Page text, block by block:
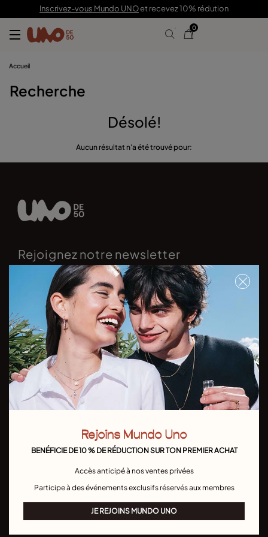
Inscrivez-vous Mundo UNOet recevez 10% rédution
0
Accueil
Recherche
Désolé!
Aucun résultat n'a été trouvé pour:
Rejoignez notre newsletter
Ne manquez pas nos dernières collections et promotions
Inscrivez-vous
J'ai lu et je comprends laPolitique de Confidentialité
Bracelets
CONTACT
Rejoignez MUNDO UNO
Rejoins Mundo Uno
BENÉFICIE DE 10 % DE RÉDUCTION SUR TON PREMIER ACHAT
Accès anticipé à nos ventes privées
Participe à des événements exclusifs réservés aux membres
JE REJOINS MUNDO UNO